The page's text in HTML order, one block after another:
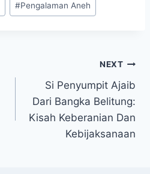
#Pengalaman Aneh
NEXT
Si Penyumpit Ajaib
Dari Bangka Belitung:
Kisah Keberanian Dan
Kebijaksanaan